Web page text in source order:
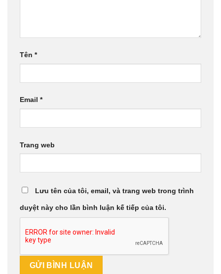
Tên *
Email *
Trang web
Lưu tên của tôi, email, và trang web trong trình
duyệt này cho lần bình luận kế tiếp của tôi.